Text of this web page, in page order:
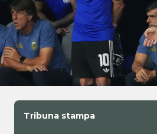
Tribuna stampa